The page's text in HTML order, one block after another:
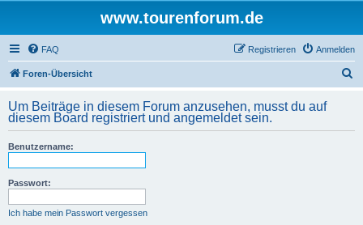
www.tourenforum.de
FAQ Anmelden
Registrieren
Foren-Übersicht
h
Um Beiträge in diesem Forum anzusehen, musst du auf
diesem Board registriert und angemeldet sein.
Benutzername:
Passwort:
Ich habe mein Passwort vergessen